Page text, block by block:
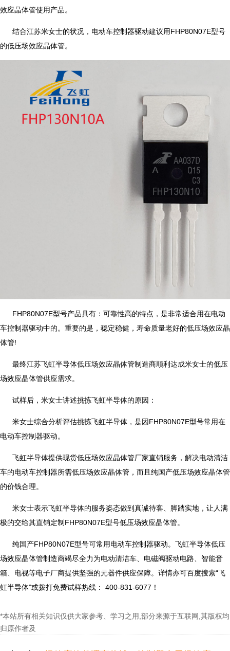
效应晶体管使用产品。
结合江苏米女士的状况，电动车控制器驱动建议用FHP80N07E型号
的低压场效应晶体管。
FHP80N07E型号产品具有：可靠性高的特点，是非常适合用在电动
车控制器驱动中的。重要的是，稳定稳健，寿命质量老好的低压场效应晶
体管!
最终江苏飞虹半导体低压场效应晶体管制造商顺利达成米女士的低压
场效应晶体管供应需求。
试样后，米女士讲述挑拣飞虹半导体的原因：
米女士综合分析评估挑拣飞虹半导体，是因FHP80N07E型号常用在
电动车控制器驱动。
飞虹半导体提供现货低压场效应晶体管厂家直销服务，解决电动清洁
车的电动车控制器所需低压场效应晶体管，而且纯国产低压场效应晶体管
的价钱合理。
米女士表示飞虹半导体的服务姿态做到真诚待客、脚踏实地，让人满
极的交给其直销定制FHP80N07E型号低压场效应晶体管。
纯国产FHP80N07E型号可常用电动车控制器驱动。飞虹半导体低压
场效应晶体管制造商竭尽全力为电动清洁车、电磁阀驱动电路、智能音
箱、电视等电子厂商提供坚强的元器件供应保障。详情亦可百度搜索“飞
虹半导体”或拨打免费试样热线： 400-831-6077！
*本站所有相关知识仅供大家参考、学习之用,部分来源于互联网,其版权均
归原作者及